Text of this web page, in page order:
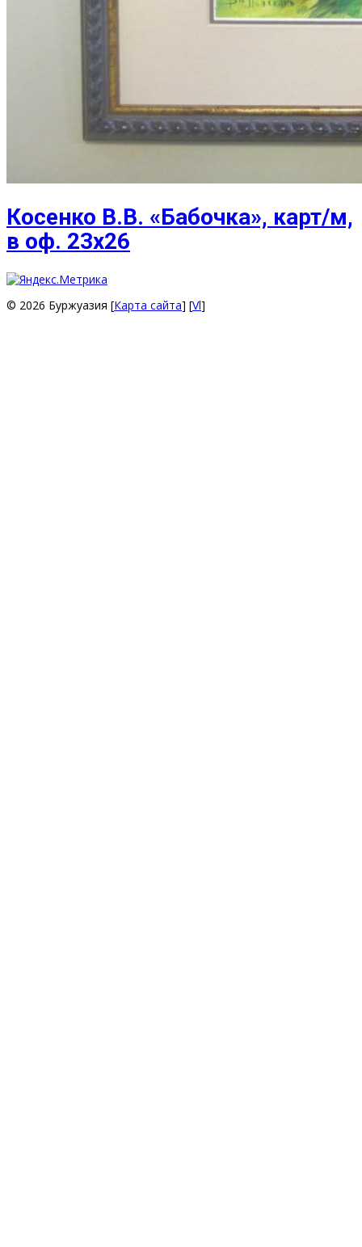
Косенко В.В. «Бабочка», карт/м,
в оф. 23х26
© 2026 Буржуазия [Карта сайта] [Vl]